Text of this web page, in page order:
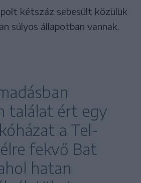
kétszáz sebesült közülük
súlyos állapotban vannak.
találat ért egy
a Tel-
fekvő Bat
hatan